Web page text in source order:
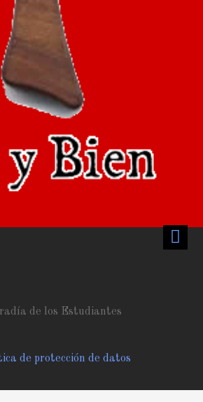
de los Estudiantes
de protección de datos